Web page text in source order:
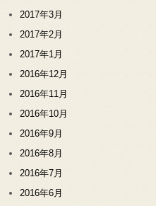
2017年3月
2017年2月
2017年1月
2016年12月
2016年11月
2016年10月
2016年9月
2016年8月
2016年7月
2016年6月